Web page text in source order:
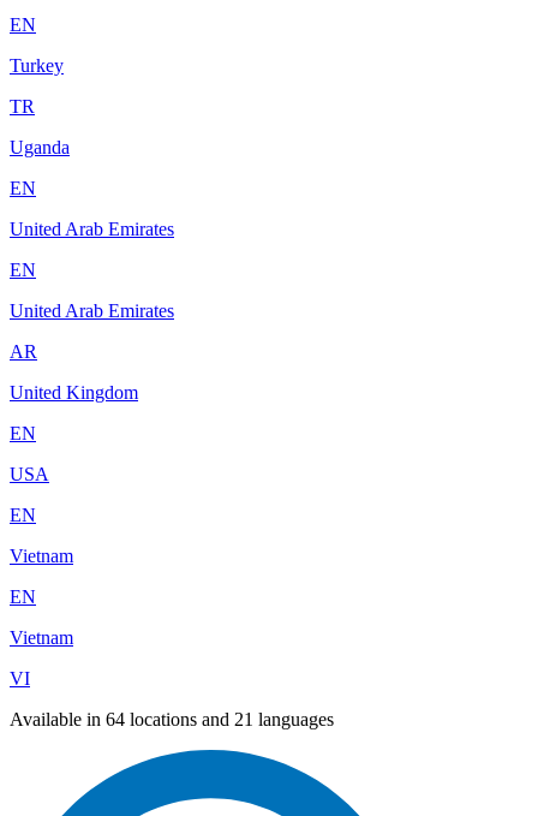
EN
Turkey
TR
Uganda
EN
United Arab Emirates
EN
United Arab Emirates
AR
United Kingdom
EN
USA
EN
Vietnam
EN
Vietnam
VI
Available in 64 locations and 21 languages